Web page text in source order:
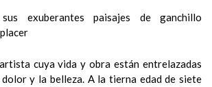
cuya vida y obra están entrelazadas
y la belleza. A la tierna edad de siete